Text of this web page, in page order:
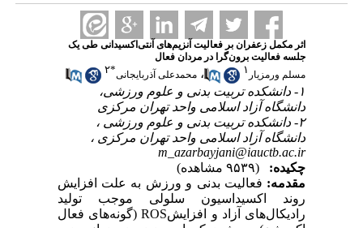
اثر مکمل زعفران بر فعالیت آنزیم‌های آنتی‌اکسیدانی طی یک
جلسه فعالیت برون‌گرا در مردان فعال
مسلم ورمزیار ۱ ، محمدعلی آذربایجانی*۲
۱- دانشکده تربیت بدنی و علوم ورزشی،
دانشگاه آزاد اسلامی واحد تهران مرکزی
۲- دانشکده تربیت بدنی و علوم ورزشی ،
دانشگاه آزاد اسلامی واحد تهران مرکزی ،
m_azarbayjani@iauctb.ac.ir
چکیده:
(۹۵۳۹ مشاهده)
مقدمه: فعالیت بدنی و ورزش به علت افزایش
روند اکسیداسیون سلولی موجب تولید
رادیکال‌های آزاد و افزایشROS (گونه‌های فعال